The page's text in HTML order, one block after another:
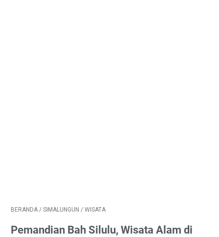
BERANDA / SIMALUNGUN / WISATA
Pemandian Bah Silulu, Wisata Alam di